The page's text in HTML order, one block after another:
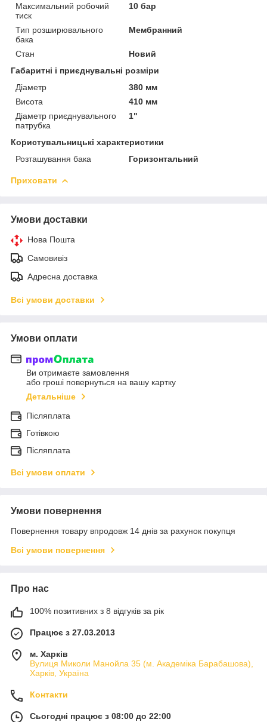
Максимальний робочий
тиск
10 бар
Тип розширювального
бака
Мембранний
Стан
Новий
Габаритні і приєднувальні розміри
Діаметр
380 мм
Висота
410 мм
Діаметр приєднувального
патрубка
1"
Користувальницькі характеристики
Розташування бака
Горизонтальний
Приховати
Умови доставки
Нова Пошта
Самовивіз
Адресна доставка
Всі умови доставки
Умови оплати
Ви отримаєте замовлення
або гроші повернуться на вашу картку
Детальніше
Післяплата
Готівкою
Післяплата
Всі умови оплати
Умови повернення
Повернення товару впродовж 14 днів за рахунок покупця
Всі умови повернення
Про нас
100% позитивних з 8 відгуків за рік
Працює з 27.03.2013
м. Харків
Вулиця Миколи Манойла 35 (м. Академіка Барабашова),
Харків, Україна
Контакти
Сьогодні працює з 08:00 до 22:00